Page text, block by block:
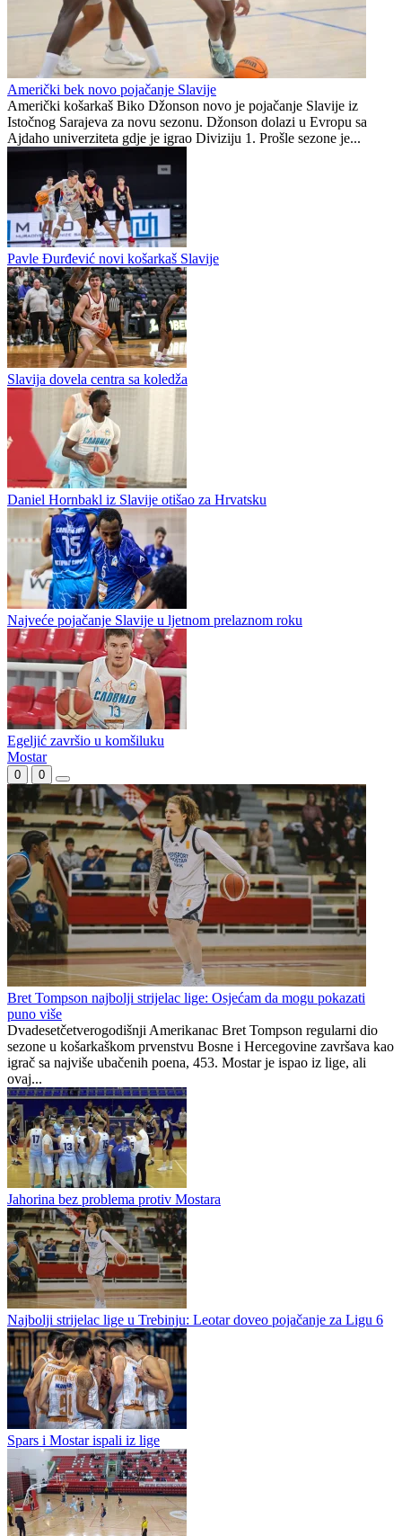
Sanders novi plej Slavije
Slavija
0 0
Američki bek novo pojačanje Slavije
Američki košarkaš Biko Džonson novo je pojačanje Slavije iz
Istočnog Sarajeva za novu sezonu. Džonson dolazi u Evropu sa
Ajdaho univerziteta gdje je igrao Diviziju 1. Prošle sezone je...
Pavle Đurđević novi košarkaš Slavije
Slavija dovela centra sa koledža
Daniel Hornbakl iz Slavije otišao za Hrvatsku
Najveće pojačanje Slavije u ljetnom prelaznom roku
Egeljić završio u komšiluku
Mostar
0 0
Bret Tompson najbolji strijelac lige: Osjećam da mogu pokazati
puno više
Dvadesetčetverogodišnji Amerikanac Bret Tompson regularni dio
sezone u košarkaškom prvenstvu Bosne i Hercegovine završava kao
igrač sa najviše ubačenih poena, 453. Mostar je ispao iz lige, ali
ovaj...
Jahorina bez problema protiv Mostara